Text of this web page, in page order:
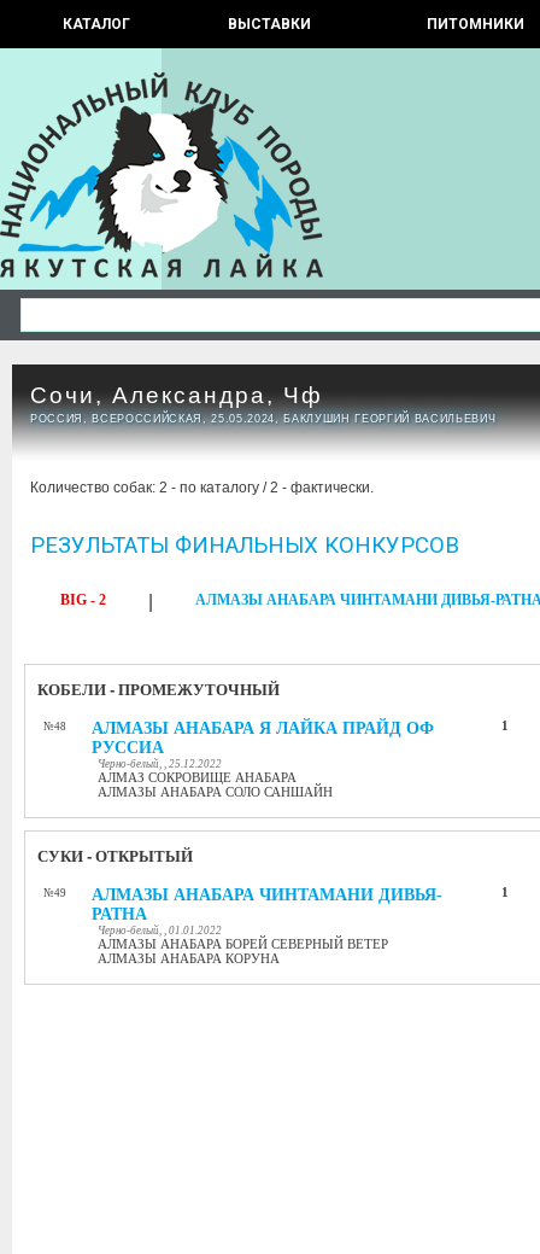
КАТАЛОГ ВЫСТАВКИ ПИТОМНИКИ
Сочи, Александра, Чф
РОССИЯ, ВСЕРОССИЙСКАЯ, 25.05.2024, БАКЛУШИН ГЕОРГИЙ ВАСИЛЬЕВИЧ
Количество собак: 2 - по каталогу / 2 - фактически.
РЕЗУЛЬТАТЫ ФИНАЛЬНЫХ КОНКУРСОВ
BIG - 2 АЛМАЗЫ АНАБАРА ЧИНТАМАНИ ДИВЬЯ-
КОБЕЛИ - ПРОМЕЖУТОЧНЫЙ
№48
АЛМАЗЫ АНАБАРА Я ЛАЙКА ПРАЙД ОФ
РУССИА
Черно-белый, , 25.12.2022
АЛМАЗ СОКРОВИЩЕ АНАБАРА
АЛМАЗЫ АНАБАРА СОЛО САНШАЙН
1
СУКИ - ОТКРЫТЫЙ
№49
АЛМАЗЫ АНАБАРА ЧИНТАМАНИ ДИВЬЯ-
РАТНА
Черно-белый, , 01.01.2022
АЛМАЗЫ АНАБАРА БОРЕЙ СЕВЕРНЫЙ ВЕТЕР
АЛМАЗЫ АНАБАРА КОРУНА
1